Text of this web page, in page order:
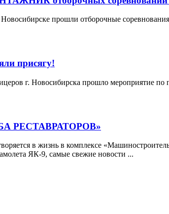
Новосибирске прошли отборочные
присягу!
г. Новосибирска прошло мероприятие
РЕСТАВРАТОРОВ»
в жизнь в комплексе
ЯК-9, самые свежие новости ...